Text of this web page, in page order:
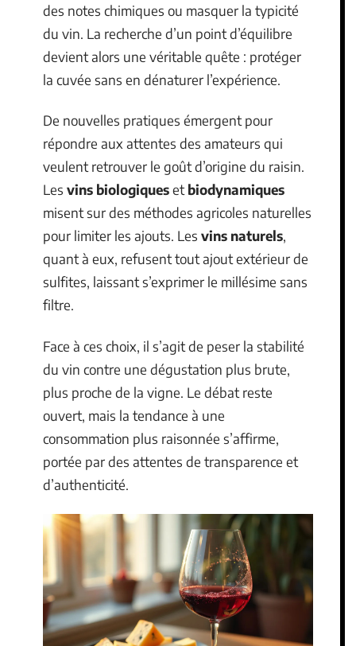
des notes chimiques ou masquer la typicité
du vin. La recherche d’un point d’équilibre
devient alors une véritable quête : protéger
la cuvée sans en dénaturer l’expérience.
De nouvelles pratiques émergent pour
répondre aux attentes des amateurs qui
veulent retrouver le goût d’origine du raisin.
Les vins biologiqueset biodynamiques
misent sur des méthodes agricoles naturelles
pour limiter les ajouts. Les vins naturels,
quant à eux, refusent tout ajout extérieur de
sulfites, laissant s’exprimer le millésime sans
filtre.
Face à ces choix, il s’agit de peser la stabilité
du vin contre une dégustation plus brute,
plus proche de la vigne. Le débat reste
ouvert, mais la tendance à une
consommation plus raisonnée s’affirme,
portée par des attentes de transparence et
d’authenticité.